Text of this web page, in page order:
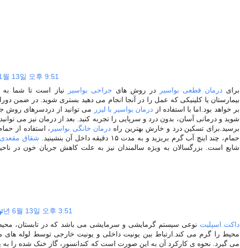
월 13일 오후 9:51
برایدرمان قطعی بواسیر در روش های جراحی بواسیر
نیاز است تا شما
بیمارستان یا کلینیکی که عمل را در آنجا انجام می دهید بستری شوید. در ضمن
بر خواهد بود.اما با استفاده از درمان بواسیر با لیزر می توانید از دردسرهای روش
شوید و درمانی آسان، بدون درد و سرپایی را تجربه کنید. بعد از درمان نیز می
برسید.برای تسکین درد و خارش بهترین راه درمان خانگی بواسیر ، استفاده از
حمام، چند اینچ آب گرم بریزید و به مدت ۱۵ دقیقه داخل آن بنشینید.
شقاق مقعدی
شایع است. بزرگسالان به ویژه سالمندان نیز به علت کاهش جریان خون در
2021년 6월 13일 오후 3:51
داکت اسپلیت نوعی سیستم گرمایشی و سرمایشی می باشد که در تابستان،
محیط را گرم می کند.ارتباط بین یونیت داخلی و یونیت خارجی توسط لوله
می گیرد. نحوه ی کارکرد آن به این صورت است که کندانسور، گاز خنک شده را